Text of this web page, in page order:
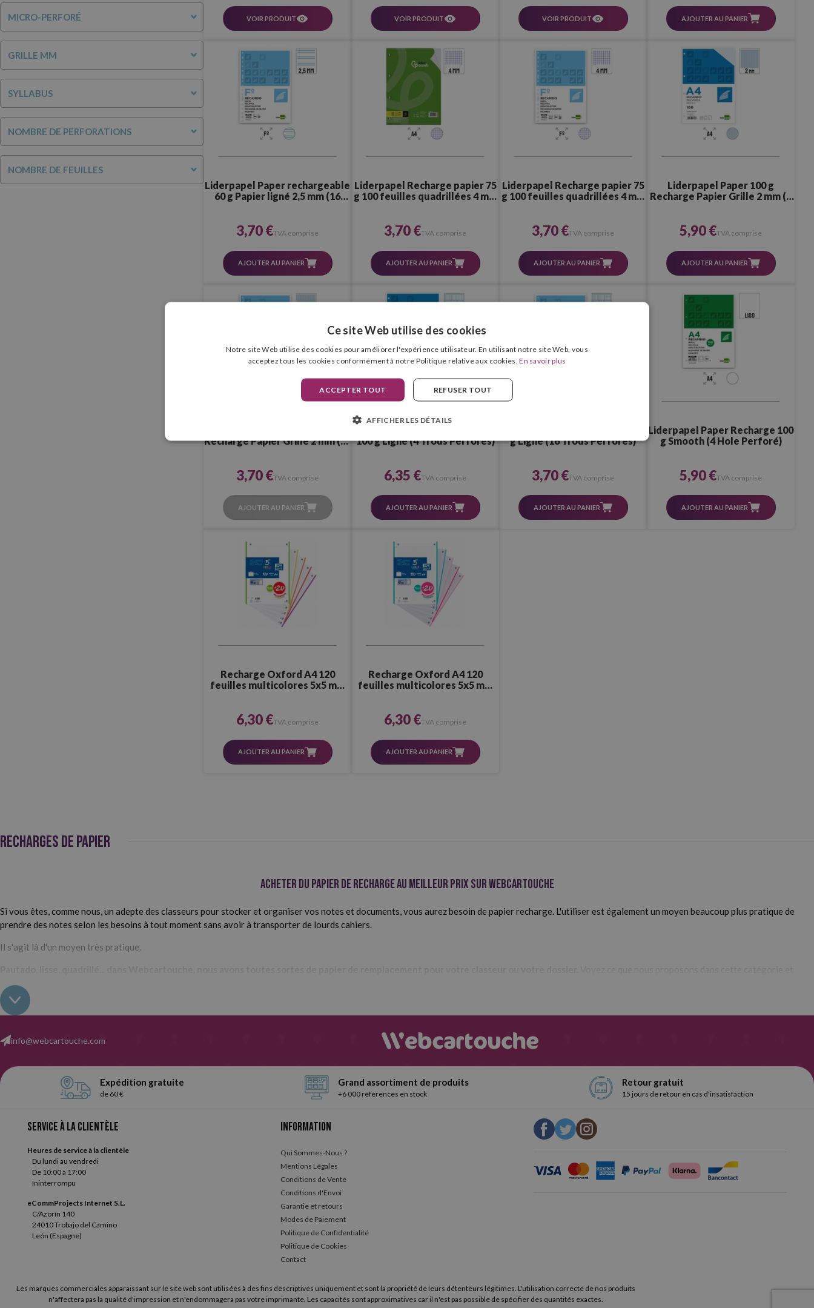
MICRO-PERFORÉ
GRILLE MM
SYLLABUS
NOMBRE DE PERFORATIONS
NOMBRE DE FEUILLES
VOIR PRODUIT VOIR PRODUIT VOIR PRODUIT AJOUTER AU PANIER
Liderpapel Paper rechargeable
60 g Papier ligné 2,5 mm (16
3,70 €TVA comprise
AJOUTER AU PANIER
Liderpapel Recharge papier 75
g 100 feuilles quadrillées 4 mm
3,70 €TVA comprise
AJOUTER AU PANIER
Liderpapel Recharge papier 75
g 100 feuilles quadrillées 4 mm
3,70 €TVA comprise
AJOUTER AU PANIER
Liderpapel Paper 100 g
Recharge Papier Grille 2 mm (4
5,90 €TVA comprise
AJOUTER AU PANIER
Recharge Papier Grille 2 mm (16
3,70 €TVA comprise
AJOUTER AU PANIER
100 g Ligné (4 Trous Perforés)
6,35 €TVA comprise
AJOUTER AU PANIER
g Ligné (16 Trous Perforés)
3,70 €TVA comprise
AJOUTER AU PANIER
Liderpapel Paper Recharge 100
g Smooth (4 Hole Perforé)
5,90 €TVA comprise
AJOUTER AU PANIER
Recharge Oxford A4 120
feuilles multicolores 5x5 mm
6,30 €TVA comprise
AJOUTER AU PANIER
Recharge Oxford A4 120
feuilles multicolores 5x5 mm
6,30 €TVA comprise
AJOUTER AU PANIER
RECHARGES DE PAPIER
Acheter du papier de recharge au meilleur prix sur Webcartouche
Si vous êtes, comme nous, un adepte des classeurs pour stocker et organiser vos notes et documents, vous aurez besoin de papier recharge. L'utiliser est également un moyen beaucoup plus pratique de
prendre des notes selon les besoins à tout moment sans avoir à transporter de lourds cahiers.
Il s'agit là d'un moyen très pratique.
Sur notre site internet, nous avons des paquets de 100 feuilles de papier de recharge avec un motif étroitet4 ou 16 trous, avec une
papier avec 4 trous. Vous pouvez également choisir entre un papier de remplacement
avec un grammage de 60 grammes (parfait pour un usage scolaire)
info@webcartouche.com
Expédition gratuite
de 60 €
Grand assortiment de produits
+6 000 références en stock
Retour gratuit
15 jours de retour en cas d'insatisfaction
Service à la clientèle
Heures de service à la clientèle
Du lundi au vendredi
De 10:00 à 17:00
Ininterrompu
eCommProjects Internet S.L.
C/Azorín 140
24010 Trobajo del Camino
León (Espagne)
Information
Qui Sommes-Nous ?
Mentions Légales
Conditions de Vente
Conditions d'Envoi
Garantie et retours
Modes de Paiement
Politique de Confidentialité
Politique de Cookies
Contact
Les marques commerciales apparaissant sur le site web sont utilisées à des fins descriptives uniquement et sont la propriété de leurs détenteurs légitimes. L'utilisation correcte de nos produits
n'affectera pas la qualité d'impression et n'endommagera pas votre imprimante. Les capacités sont approximatives car il n'est pas possible de spécifier des quantités exactes.
Ce site Web utilise des cookies
Notre site Web utilise des cookies pour améliorer l'expérience utilisateur. En utilisant notre site Web, vous
acceptez tous les cookies conformément à notre Politique relative aux cookies.En savoir plus
ACCEPTER TOUT REFUSER TOUT
AFFICHER LES DÉTAILS